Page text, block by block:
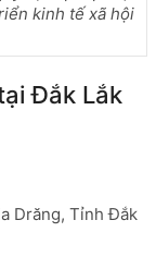
kinh tế xã hội
Đắk Lắk
Drăng, Tỉnh Đắk